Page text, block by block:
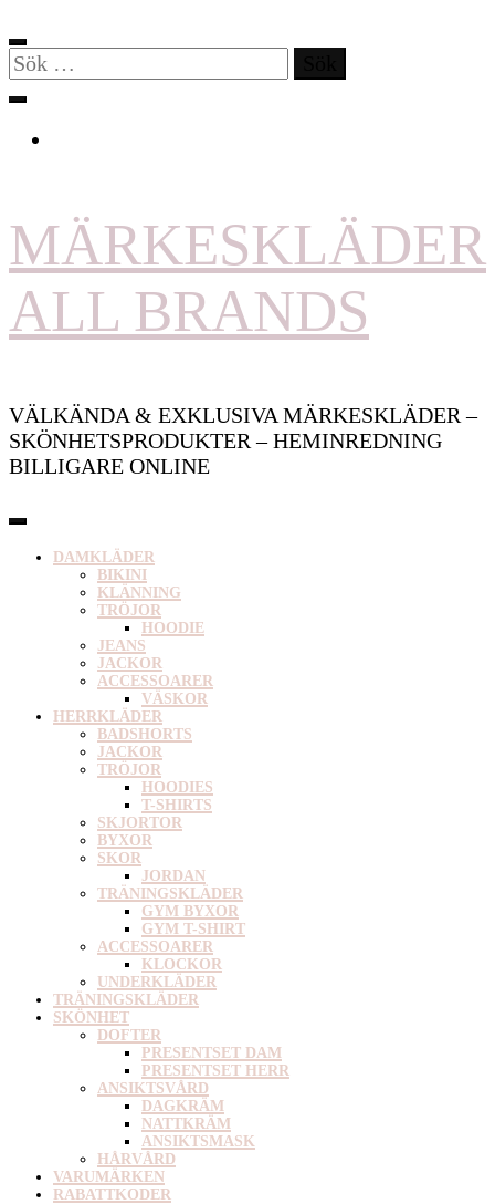
Sök
efter:
MÄRKESKLÄDER
ALL BRANDS
VÄLKÄNDA & EXKLUSIVA MÄRKESKLÄDER –
SKÖNHETSPRODUKTER – HEMINREDNING
BILLIGARE ONLINE
DAMKLÄDER
BIKINI
KLÄNNING
TRÖJOR
HOODIE
JEANS
JACKOR
ACCESSOARER
VÄSKOR
HERRKLÄDER
BADSHORTS
JACKOR
TRÖJOR
HOODIES
T-SHIRTS
SKJORTOR
BYXOR
SKOR
JORDAN
TRÄNINGSKLÄDER
GYM BYXOR
GYM T-SHIRT
ACCESSOARER
KLOCKOR
UNDERKLÄDER
TRÄNINGSKLÄDER
SKÖNHET
DOFTER
PRESENTSET DAM
PRESENTSET HERR
ANSIKTSVÅRD
DAGKRÄM
NATTKRÄM
ANSIKTSMASK
HÅRVÅRD
VARUMÄRKEN
RABATTKODER